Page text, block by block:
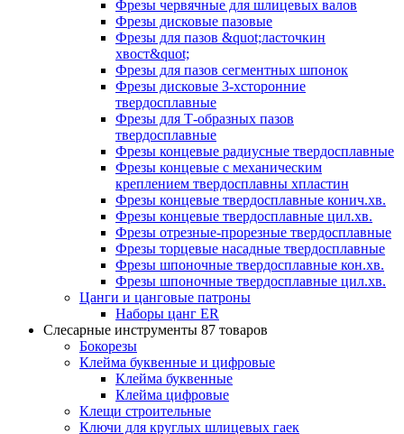
Фрезы червячные для шлицевых валов
Фрезы дисковые пазовые
Фрезы для пазов &quot;ласточкин
хвост&quot;
Фрезы для пазов сегментных шпонок
Фрезы дисковые 3-хсторонние
твердосплавные
Фрезы для Т-образных пазов
твердосплавные
Фрезы концевые радиусные твердосплавные
Фрезы концевые с механическим
креплением твердосплавны хпластин
Фрезы концевые твердосплавные конич.хв.
Фрезы концевые твердосплавные цил.хв.
Фрезы отрезные-прорезные твердосплавные
Фрезы торцевые насадные твердосплавные
Фрезы шпоночные твердосплавные кон.хв.
Фрезы шпоночные твердосплавные цил.хв.
Цанги и цанговые патроны
Наборы цанг ER
Слесарные инструменты 87 товаров
Бокорезы
Клейма буквенные и цифровые
Клейма буквенные
Клейма цифровые
Клещи строительные
Ключи для круглых шлицевых гаек